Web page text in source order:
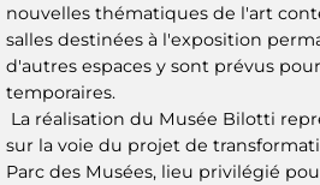
nouvelles thématiques de l'art
salles destinées à l'exposition
d'autres espaces y sont prévus
temporaires.
La réalisation du Musée Bilotti
sur la voie du projet de
Parc des Musées, lieu privilégié